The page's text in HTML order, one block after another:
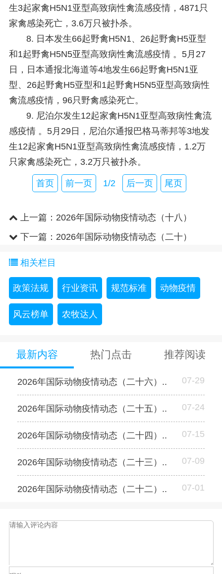
生3起家禽H5N1亚型高致病性禽流感疫情，4871只
家禽感染死亡，3.6万只被扑杀。
8. 日本发生66起野禽H5N1、26起野禽H5亚型
和1起野禽H5N5亚型高致病性禽流感疫情 。 5月27
日，日本通报北海道等4地发生66起野禽H5N1亚
型、26起野禽H5亚型和1起野禽H5N5亚型高致病性
禽流感疫情，96只野禽感染死亡。
9. 尼泊尔发生12起家禽H5N1亚型高致病性禽流
感疫情 。 5月29日，尼泊尔通报巴格马蒂邦等3地发
生12起家禽H5N1亚型高致病性禽流感疫情，1.2万
只家禽感染死亡，3.2万只被扑杀。
首页 前一页 1/2 后一页 尾页
上一篇： 2026年国际动物疫情动态（十八）
下一篇： 2026年国际动物疫情动态（二十）
相关栏目
政策法规 行业资讯 规范标准 动物疫情
风云榜单 农牧达人
最新内容 热门点击 推荐阅读
2026年国际动物疫情动态（二十六）.. 07-29
2026年国际动物疫情动态（二十五）.. 07-24
2026年国际动物疫情动态（二十四）.. 07-15
2026年国际动物疫情动态（二十三）.. 07-09
2026年国际动物疫情动态（二十二）.. 07-01